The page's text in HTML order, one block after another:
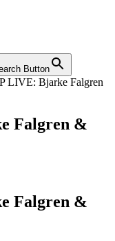
Button
LIVE: Bjarke Falgren
Falgren &
Falgren &